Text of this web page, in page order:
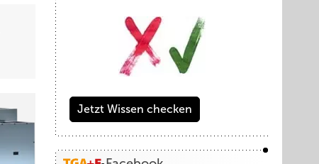
Jetzt Wissen checken